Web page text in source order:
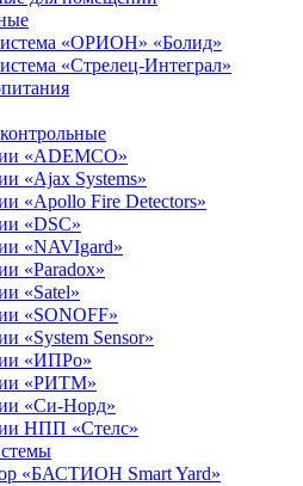
«ОРИОН» «Болид»
«Стрелец-Интеграл»
«ADEMCO»
«Ajax Systems»
«Apollo Fire Detectors»
«DSC»
«NAVIgard»
«Paradox»
«Satel»
«SONOFF»
«System Sensor»
«ИПРо»
«РИТМ»
«Си-Норд»
НПП «Стелс»
«БАСТИОН Smart Yard»